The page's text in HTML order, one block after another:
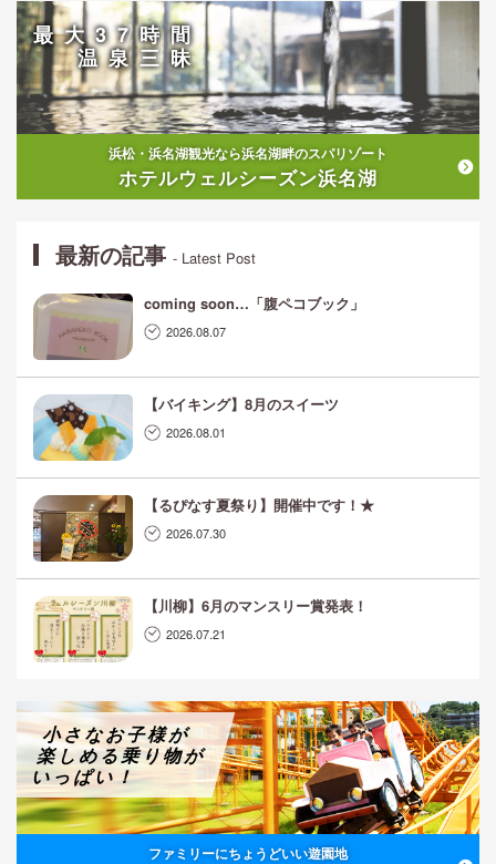
最大37時間
温泉三昧
浜松・浜名湖観光なら浜名湖畔のスパリゾート
ホテルウェルシーズン浜名湖
最新の記事- Latest Post
coming soon…「腹ペコブック」
2026.08.07
【バイキング】8月のスイーツ
2026.08.01
【るぴなす夏祭り】開催中です！★
2026.07.30
【川柳】6月のマンスリー賞発表！
2026.07.21
小さなお子様が
楽しめる乗り物が
いっぱい！
ファミリーにちょうどいい遊園地